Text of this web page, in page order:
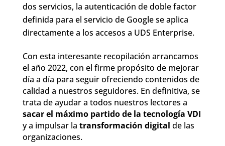
dos servicios, la autenticación de doble factor
definida para el servicio de Google se aplica
directamente a los accesos a UDS Enterprise.
Con esta interesante recopilación arrancamos
el año 2022, con el firme propósito de mejorar
día a día para seguir ofreciendo contenidos de
calidad a nuestros seguidores. En definitiva, se
trata de ayudar a todos nuestros lectores a
sacar el máximo partido de la tecnología VDI
y a impulsar la transformación digital de las
organizaciones.